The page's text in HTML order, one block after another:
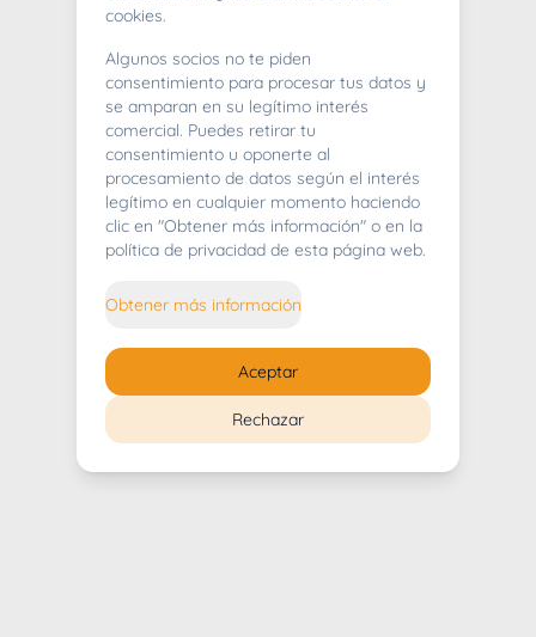
404
Whoops! Lo sentimos mucho.
cookies.
Algunos socios no te piden
consentimiento para procesar tus datos y
se amparan en su legítimo interés
comercial. Puedes retirar tu
consentimiento u oponerte al
procesamiento de datos según el interés
legítimo en cualquier momento haciendo
clic en "Obtener más información" o en la
política de privacidad de esta página web.
Obtener más información
Rechazar
Aceptar